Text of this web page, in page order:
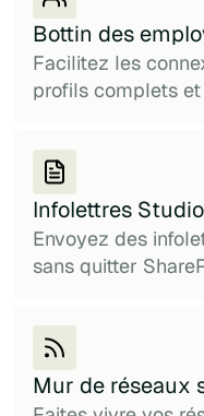
Bottin des
Facilitez les
profils complets
Infolettres Studio
Envoyez des
sans quitter
Mur de réseaux